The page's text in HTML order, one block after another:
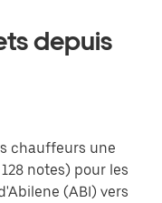
depuis
chauffeurs une
notes) pour les
(ABI) vers